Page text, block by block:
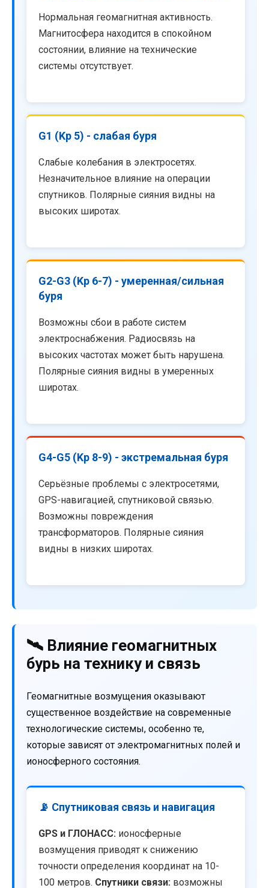
Нормальная геомагнитная активность.
Магнитосфера находится в спокойном
состоянии, влияние на технические
системы отсутствует.
G1 (Kp 5) - слабая буря
Слабые колебания в электросетях.
Незначительное влияние на операции
спутников. Полярные сияния видны на
высоких широтах.
G2-G3 (Kp 6-7) - умеренная/сильная
буря
Возможны сбои в работе систем
электроснабжения. Радиосвязь на
высоких частотах может быть нарушена.
Полярные сияния видны в умеренных
широтах.
G4-G5 (Kp 8-9) - экстремальная буря
Серьёзные проблемы с электросетями,
GPS-навигацией, спутниковой связью.
Возможны повреждения
трансформаторов. Полярные сияния
видны в низких широтах.
🛰️ Влияние геомагнитных
бурь на технику и связь
Геомагнитные возмущения оказывают
существенное воздействие на современные
технологические системы, особенно те,
которые зависят от электромагнитных полей и
ионосферного состояния.
📡 Спутниковая связь и навигация
GPS и ГЛОНАСС: ионосферные
возмущения приводят к снижению
точности определения координат на 10-
100 метров. Спутники связи: возможны